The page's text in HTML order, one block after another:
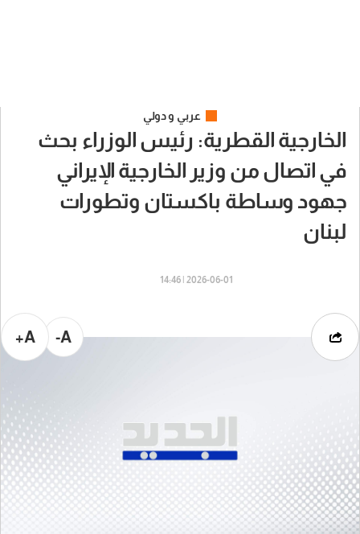
عربي و دولي
الخارجية القطرية: رئيس الوزراء بحث
في اتصال من وزير الخارجية الإيراني
جهود وساطة باكستان وتطورات
لبنان
2026-06-01 | 14:46
A-
A+